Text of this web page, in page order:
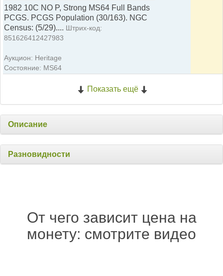
1982 10C NO P, Strong MS64 Full Bands
PCGS. PCGS Population (30/163). NGC
Census: (5/29).... Штрих-код:
851626412427983
Аукцион: Heritage
Состояние: MS64
Показать ещё
Описание
Разновидности
От чего зависит цена на
монету: смотрите видео